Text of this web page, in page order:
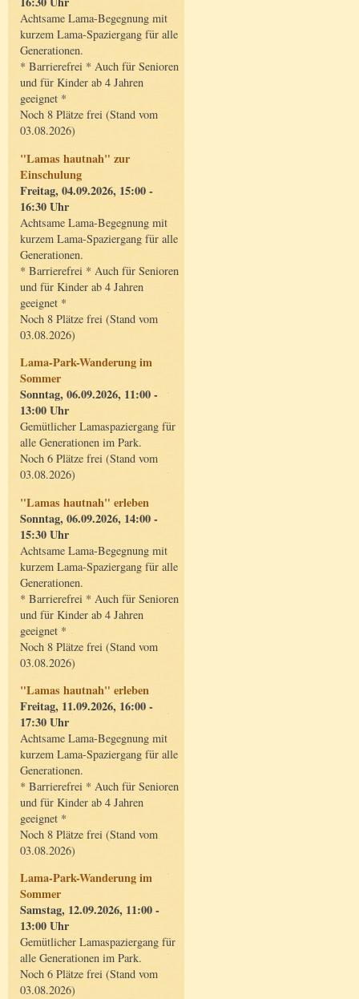
Achtsame Lama-Begegnung mit
kurzem Lama-Spaziergang für alle
Generationen.
* Barrierefrei * Auch für Senioren
und für Kinder ab 4 Jahren
geeignet *
Noch 8 Plätze frei (Stand vom
03.08.2026)
"Lamas hautnah" zur
Einschulung
Freitag, 04.09.2026, 15:00 -
16:30 Uhr
Achtsame Lama-Begegnung mit
kurzem Lama-Spaziergang für alle
Generationen.
* Barrierefrei * Auch für Senioren
und für Kinder ab 4 Jahren
geeignet *
Noch 8 Plätze frei (Stand vom
03.08.2026)
Lama-Park-Wanderung im
Sommer
Sonntag, 06.09.2026, 11:00 -
13:00 Uhr
Gemütlicher Lamaspaziergang für
alle Generationen im Park.
Noch 6 Plätze frei (Stand vom
03.08.2026)
"Lamas hautnah" erleben
Sonntag, 06.09.2026, 14:00 -
15:30 Uhr
Achtsame Lama-Begegnung mit
kurzem Lama-Spaziergang für alle
Generationen.
* Barrierefrei * Auch für Senioren
und für Kinder ab 4 Jahren
geeignet *
Noch 8 Plätze frei (Stand vom
03.08.2026)
"Lamas hautnah" erleben
Freitag, 11.09.2026, 16:00 -
17:30 Uhr
Achtsame Lama-Begegnung mit
kurzem Lama-Spaziergang für alle
Generationen.
* Barrierefrei * Auch für Senioren
und für Kinder ab 4 Jahren
geeignet *
Noch 8 Plätze frei (Stand vom
03.08.2026)
Lama-Park-Wanderung im
Sommer
Samstag, 12.09.2026, 11:00 -
13:00 Uhr
Gemütlicher Lamaspaziergang für
alle Generationen im Park.
Noch 6 Plätze frei (Stand vom
03.08.2026)